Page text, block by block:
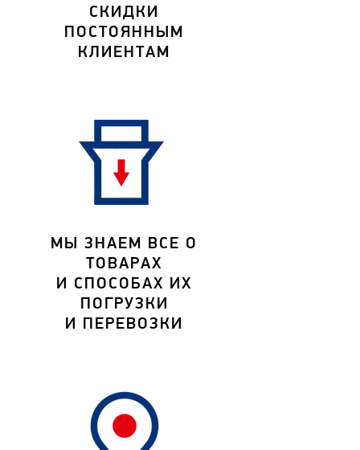
СКИДКИ
ПОСТОЯННЫМ
КЛИЕНТАМ
МЫ ЗНАЕМ ВСЕ О
ТОВАРАХ
И СПОСОБАХ ИХ
ПОГРУЗКИ
И ПЕРЕВОЗКИ